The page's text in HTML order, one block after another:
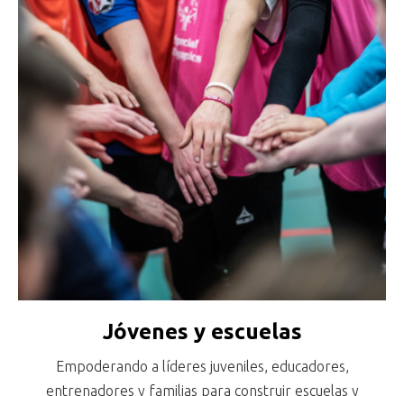
Jóvenes y escuelas
Empoderando a líderes juveniles, educadores,
entrenadores y familias para construir escuelas y